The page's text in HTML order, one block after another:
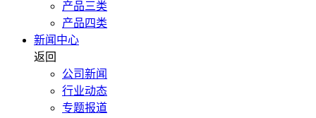
产品三类
产品四类
新闻中心
返回
公司新闻
行业动态
专题报道